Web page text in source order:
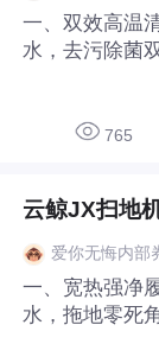
一、双效高温
水，去污除菌
汽模式蒸汽量
765
云鲸JX扫地
爱你无悔内部
一、宽热强净
水，拖地零死